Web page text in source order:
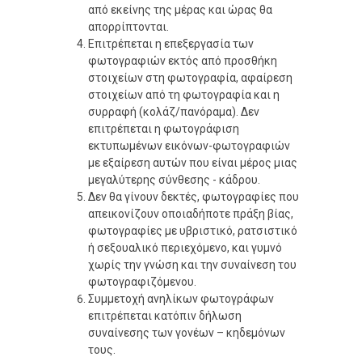
από εκείνης της μέρας και ώρας θα
απορρίπτονται.
Επιτρέπεται η επεξεργασία των
φωτογραφιών εκτός από προσθήκη
στοιχείων στη φωτογραφία, αφαίρεση
στοιχείων από τη φωτογραφία και η
συρραφή (κολάζ/πανόραμα). Δεν
επιτρέπεται η φωτογράφιση
εκτυπωμένων εικόνων-φωτογραφιών
με εξαίρεση αυτών που είναι μέρος μιας
μεγαλύτερης σύνθεσης - κάδρου.
Δεν θα γίνουν δεκτές, φωτογραφίες που
απεικονίζουν οποιαδήποτε πράξη βίας,
φωτογραφίες με υβριστικό, ρατσιστικό
ή σεξουαλικό περιεχόμενο, και γυμνό
χωρίς την γνώση και την συναίνεση του
φωτογραφιζόμενου.
Συμμετοχή ανηλίκων φωτογράφων
επιτρέπεται κατόπιν δήλωση
συναίνεσης των γονέων – κηδεμόνων
τους.